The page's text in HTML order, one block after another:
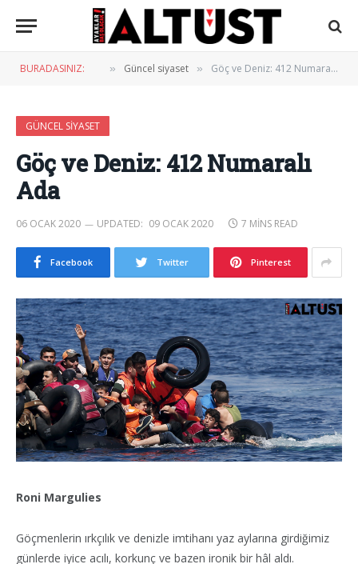
BURADASINIZ: » Güncel siyaset » Göç ve Deniz: 412 Numaralı Ada
GÜNCEL SIYASET
Göç ve Deniz: 412 Numaralı
Ada
06 OCAK 2020 UPDATED: 09 OCAK 2020 7 MINS READ
Facebook Twitter Pinterest
Roni Margulies
Göçmenlerin ırkçılık ve denizle imtihanı yaz aylarına girdiğimiz
günlerde iyice acılı, korkunç ve bazen ironik bir hâl aldı.